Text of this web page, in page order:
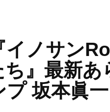
イノサン
』最新あ
プ 坂本眞一